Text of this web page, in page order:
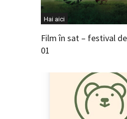
Hai aici
Film în sat – festival
01